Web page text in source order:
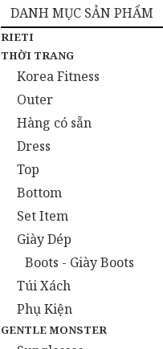
DANH MỤC SẢN PHẨM
RIETI
THỜI TRANG
Korea Fitness
Outer
Hàng có sẵn
Dress
Top
Bottom
Set Item
Giày Dép
Boots - Giày Boots
Túi Xách
Phụ Kiện
GENTLE MONSTER